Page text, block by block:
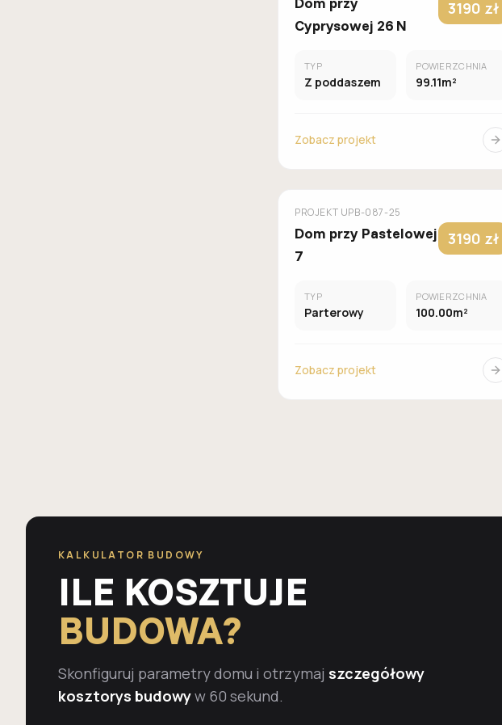
Cyprysowej 26 N
3190 zł
TYP
Z poddaszem
POWIERZCHNIA
99.11m²
Zobacz projekt
GALERIA DOMÓW
PROJEKT UPB-087-25
Dom przy Pastelowej
7
3190 zł
TYP
Parterowy
POWIERZCHNIA
100.00m²
Zobacz projekt
KALKULATOR BUDOWY
ILE KOSZTUJE
BUDOWA?
Skonfiguruj parametry domu i otrzymaj szczegółowy
kosztorys budowyw 60 sekund.